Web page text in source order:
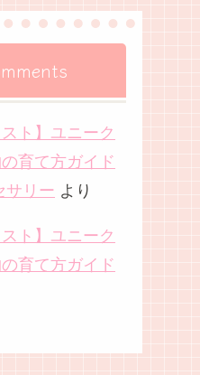
ト】ユニーク
育て方ガイド
サリー より
ト】ユニーク
育て方ガイド